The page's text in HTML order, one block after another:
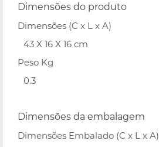
Dimensões do produto
Dimensões (C x L x A)
43 X 16 X 16 cm
Peso Kg
0.3
Dimensões da embalagem
Dimensões Embalado (C x L x A)